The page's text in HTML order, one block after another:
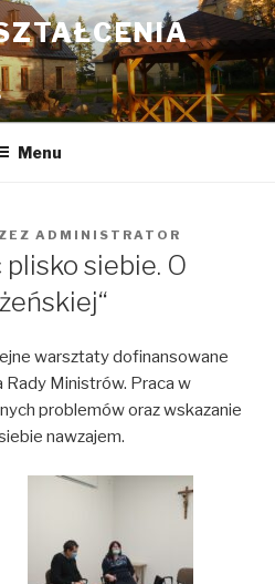
Menu
ADMINISTRATOR
siebie. O
warsztaty dofinansowane
Rady Ministrów. Praca w
problemów oraz wskazanie
nawzajem.